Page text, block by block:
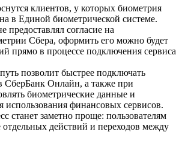
клиентов, у которых биометрия
в Единой биометрической системе.
предоставлял согласие на
Сбера, оформить его можно будет
прямо в процессе подключения сервиса
позволит быстрее подключать
СберБанк Онлайн, а также при
биометрические данные и
использования финансовых сервисов.
станет заметно проще: пользователям
отдельных действий и переходов между